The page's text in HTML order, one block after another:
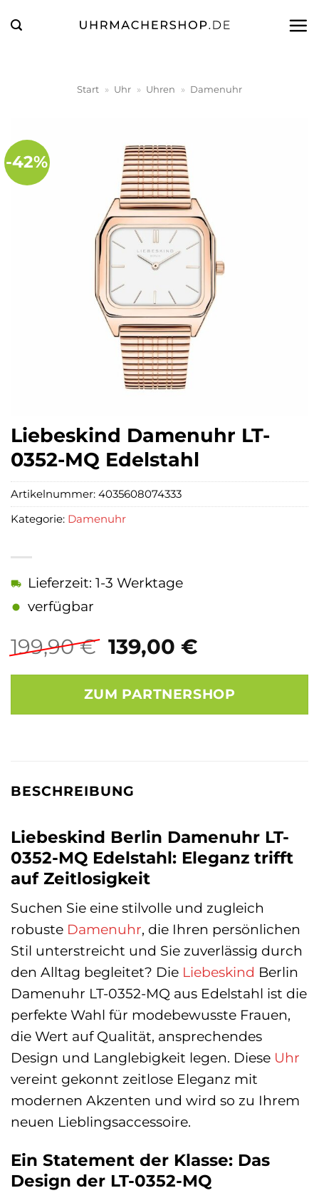
Inhalt
Start » Uhr » Uhren » Damenuhr
-42%
Liebeskind Damenuhr LT-
0352-MQ Edelstahl
199,90€ Ursprünglicher
Preis
war:
199,90 €
139,00 €Aktueller
ist:
139,00 €.
Lieferzeit: 1-3 Werktage
verfügbar
ZUM PARTNERSHOP
Artikelnummer: 4035608074333
Kategorie: Damenuhr
BESCHREIBUNG
Liebeskind Berlin Damenuhr LT-
0352-MQ Edelstahl: Eleganz trifft
auf Zeitlosigkeit
Suchen Sie eine stilvolle und zugleich
robuste Damenuhr, die Ihren persönlichen
Stil unterstreicht und Sie zuverlässig durch
den Alltag begleitet? Die Liebeskind Berlin
Damenuhr LT-0352-MQ aus Edelstahl ist die
perfekte Wahl für modebewusste Frauen,
die Wert auf Qualität, ansprechendes
Design und Langlebigkeit legen. Diese Uhr
vereint gekonnt zeitlose Eleganz mit
modernen Akzenten und wird so zu Ihrem
neuen Lieblingsaccessoire.
Ein Statement der Klasse: Das
Design der LT-0352-MQ